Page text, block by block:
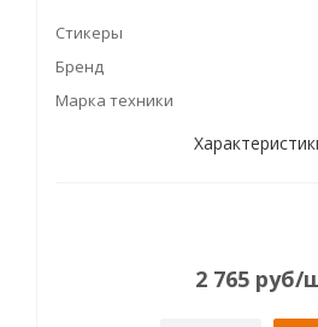
Стикеры
Бренд
Марка техники
2 765руб/